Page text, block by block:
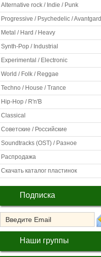
Alternative rock / Indie / Punk
Progressive / Psychedelic / Avantgard
Metal / Hard / Heavy
Synth-Pop / Industrial
Experimental / Electronic
World / Folk / Reggae
Techno / House / Trance
Hip-Hop / R'n'B
Classical
Советские / Российские
Soundtracks (OST) / Разное
Распродажа
Скачать каталог пластинок
Подписка
Наши группы